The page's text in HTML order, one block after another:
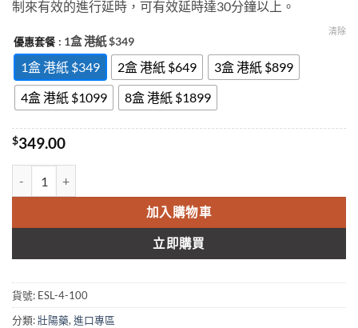
$1,899.00
制來有效的進行延時，可有效延時達30分鐘以上。
優惠套餐 : 1盒 港紙 $349
1盒 港紙 $349 2盒 港紙 $649
3盒 港紙 $899
4盒 港紙 $1099
8盒 港紙 $1899
清除
$349.00
加入購物車
立即購買
貨號: ESL-4-100
分類:壯陽藥, 進口專區